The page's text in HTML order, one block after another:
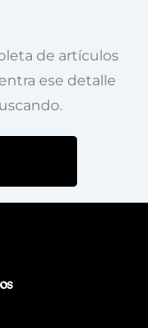
de artículos
ese detalle